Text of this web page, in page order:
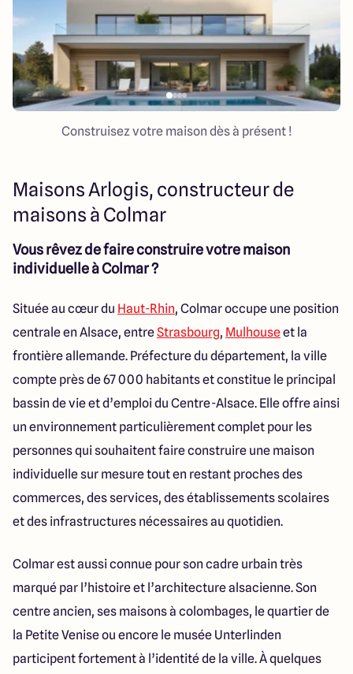
03 89 21 68 11
Rixheim 03 89 56 14 22
Sélestat 03 88 92 88 12
Strasbourg 03 88 68 83 69
4.4 4.7
Construisez votre maison dès à présent !
Maisons Arlogis, constructeur de
maisons à Colmar
Vous rêvez de faire construire votre maison
individuelle à Colmar ?
Située au cœur du Haut-Rhin, Colmar occupe une position
centrale en Alsace, entreStrasbourg, Mulhouseet la
frontière allemande. Préfecture du département, la ville
compte près de 67 000 habitants et constitue le principal
bassin de vie et d’emploi du Centre-Alsace. Elle offre ainsi
un environnement particulièrement complet pour les
personnes qui souhaitent faire construire une maison
individuelle sur mesure tout en restant proches des
commerces, des services, des établissements scolaires
et des infrastructures nécessaires au quotidien.
Colmar est aussi connue pour son cadre urbain très
marqué par l’histoire et l’architecture alsacienne. Son
centre ancien, ses maisons à colombages, le quartier de
la Petite Venise ou encore le musée Unterlinden
participent fortement à l’identité de la ville. À quelques